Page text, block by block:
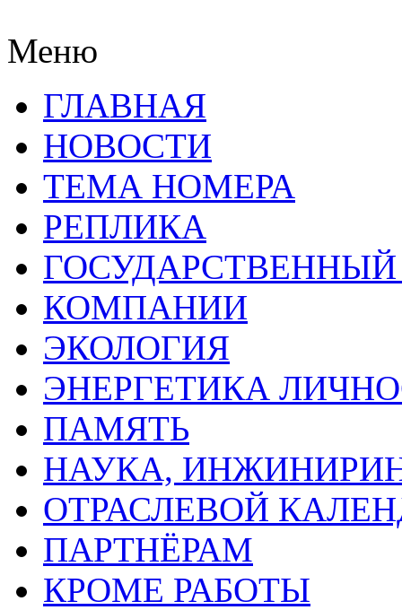
Меню
ГЛАВНАЯ
НОВОСТИ
ТЕМА НОМЕРА
РЕПЛИКА
КОМПАНИИ
ЭКОЛОГИЯ
ЭНЕРГЕТИКА
ПАМЯТЬ
НАУКА,
ОТРАСЛЕВОЙ
ПАРТНЁРАМ
КРОМЕ РАБОТЫ